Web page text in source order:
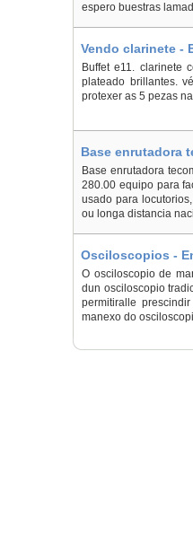
espero buestras
Vendo clarinete -
Buffet e11. clarinete
plateado brillantes.
protexer as 5 pezas
Base enrutadora
Base enrutadora
280.00 equipo para
usado para
ou longa distancia
Osciloscopios -
O osciloscopio de
dun osciloscopio
permitiralle
manexo do